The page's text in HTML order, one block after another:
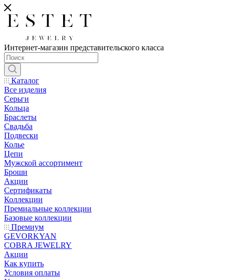
Интернет-магазин представительского класса
Каталог
Все изделия
Серьги
Кольца
Браслеты
Свадьба
Подвески
Колье
Цепи
Мужской ассортимент
Броши
Акции
Сертификаты
Коллекции
Премиальные коллекции
Базовые коллекции
Премиум
GEVORKYAN
COBRA JEWELRY
Акции
Как купить
Условия оплаты